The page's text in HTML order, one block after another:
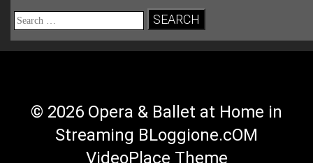
Search
for:
© 2026 Opera & Ballet at Home in
Streaming BLoggione.cOM
VideoPlace Theme